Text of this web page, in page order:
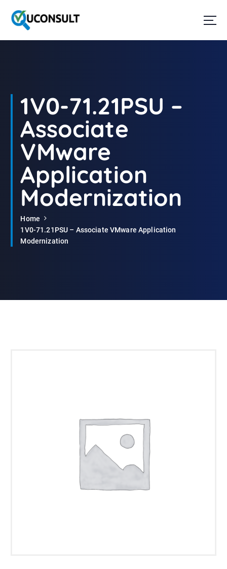
a
1V0-71.21PSU –
Associate
VMware
Application
Modernization
Home
1V0-71.21PSU – Associate VMware Application
Modernization